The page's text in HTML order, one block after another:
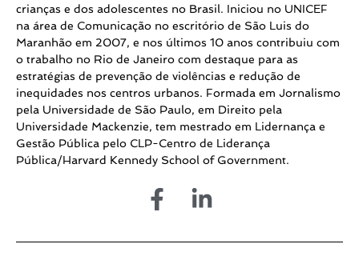
crianças e dos adolescentes no Brasil. Iniciou no UNICEF
na área de Comunicação no escritório de São Luis do
Maranhão em 2007, e nos últimos 10 anos contribuiu com
o trabalho no Rio de Janeiro com destaque para as
estratégias de prevenção de violências e redução de
inequidades nos centros urbanos. Formada em Jornalismo
pela Universidade de São Paulo, em Direito pela
Universidade Mackenzie, tem mestrado em Lidernança e
Gestão Pública pelo CLP-Centro de Liderança
Pública/Harvard Kennedy School of Government.